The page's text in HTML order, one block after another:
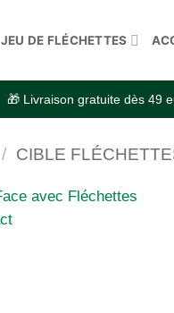
JEU DE FLÉCHETTES
🎁 Livraison gratuite dès 49
/ CIBLE